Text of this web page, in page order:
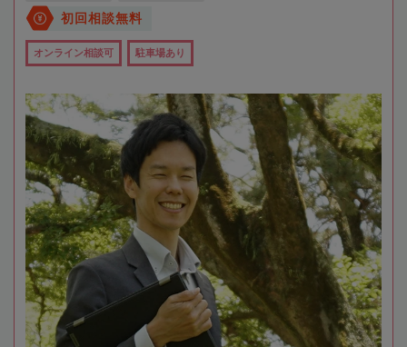
初回相談無料
オンライン相談可 駐車場あり